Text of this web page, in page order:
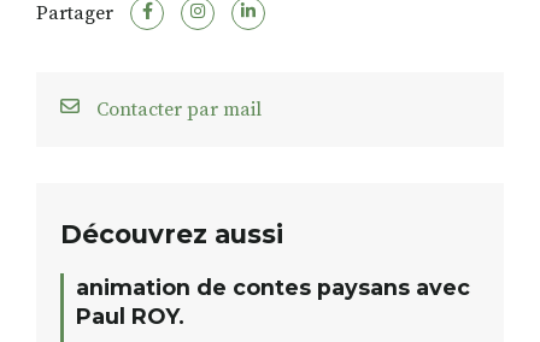
Partager
Contacter par mail
Découvrez aussi
animation de contes paysans avec
Paul ROY.